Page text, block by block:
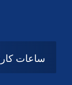
ساعات